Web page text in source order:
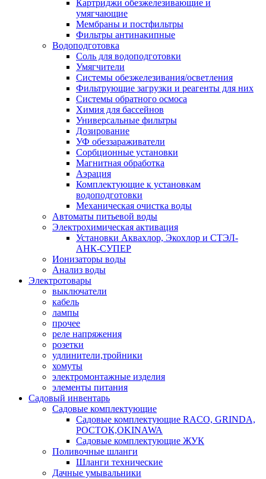
Картриджи обезжелезивающие и
умягчающие
Мембраны и постфильтры
Фильтры антинакипные
Водоподготовка
Соль для водоподготовки
Умягчители
Системы обезжелезивания/осветления
Фильтрующие загрузки и реагенты для них
Системы обратного осмоса
Химия для бассейнов
Универсальные фильтры
Дозирование
УФ обеззараживатели
Сорбционные установки
Магнитная обработка
Аэрация
Комплектующие к установкам
водоподготовки
Механическая очистка воды
Автоматы питьевой воды
Электрохимическая активация
Установки Аквахлор, Экохлор и СТЭЛ-
АНК-СУПЕР
Ионизаторы воды
Анализ воды
Электротовары
выключатели
кабель
лампы
прочее
реле напряжения
розетки
удлинители,тройники
хомуты
электромонтажные изделия
элементы питания
Садовый инвентарь
Садовые комплектующие
Садовые комплектующие RACO, GRINDA,
РОСТОК,OKINAWA
Садовые комплектующие ЖУК
Поливочные шланги
Шланги технические
Дачные умывальники